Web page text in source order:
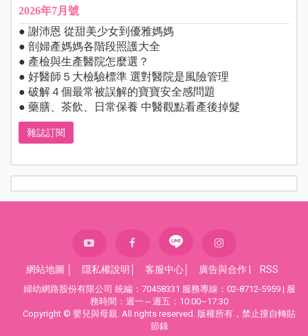
2026年7月號
● 謝沛恩 從甜美少女到優雅媽媽
● 剖婦產媽媽各階段照護大全
● 產檢與生產醫院怎麼選？
● 好醫師５大檢驗標準 選對醫院是風險管理
● 破解４個最常被誤解的寶寶安全感問題
● 藥膳、茶飲、日常保養 中醫觀點看產後掉髮
雜誌訂閱
網站地圖 隱私權說明 客服中心 廣告與合作 RSS
婦幼網路股份有限公司 統編：70458331 服務專線：02-8712-5959 | 服
務時間：週一～週五：10:00~17:30
Copyright © 嬰兒與母親. All rights reserved. 版權所有，禁止擅自轉貼
節錄